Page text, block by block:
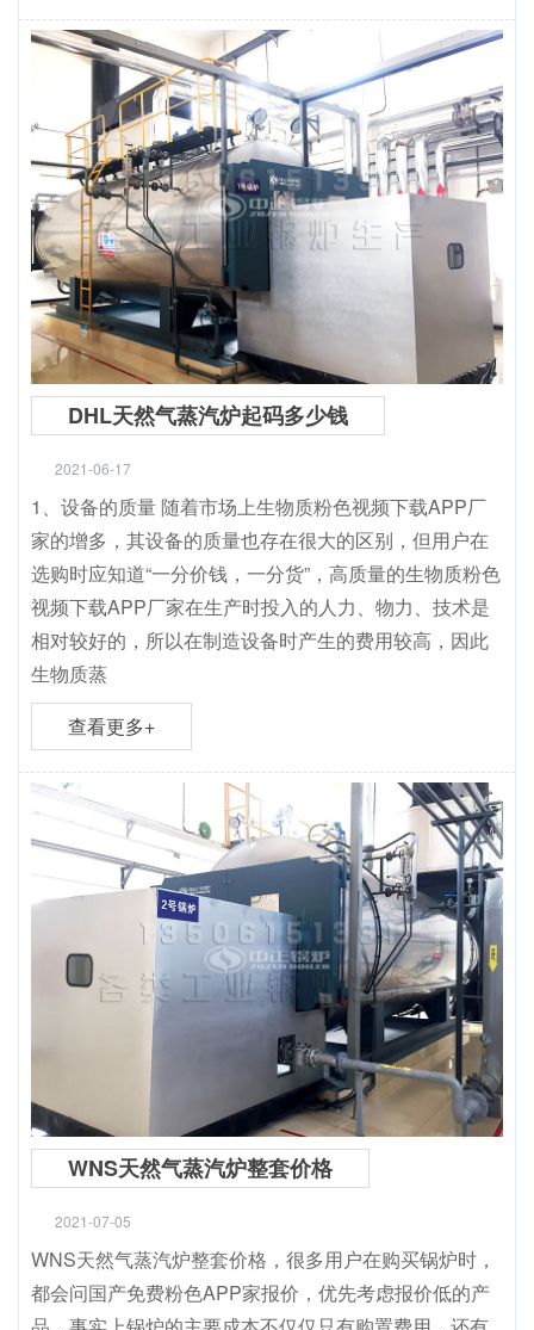
DHL天然气蒸汽炉起码多少钱
2021-06-17
1、设备的质量 随着市场上生物质粉色视频下载APP厂
家的增多，其设备的质量也存在很大的区别，但用户在
选购时应知道“一分价钱，一分货”，高质量的生物质粉色
视频下载APP厂家在生产时投入的人力、物力、技术是
相对较好的，所以在制造设备时产生的费用较高，因此
生物质蒸
查看更多+
WNS天然气蒸汽炉整套价格
2021-07-05
WNS天然气蒸汽炉整套价格，很多用户在购买锅炉时，
都会问国产免费粉色APP家报价，优先考虑报价低的产